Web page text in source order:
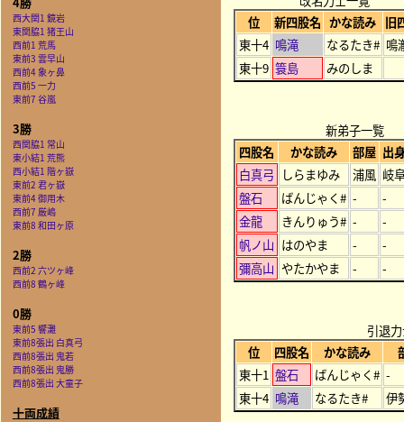
西大関1 鏡岩
東関脇1 猪王山
西前1 荒馬
東前3 雲早山
西前4 象ヶ鼻
西前5 一力
東前7 谷嵐
3勝
西関脇1 常山
東小結1 荒熊
西小結1 階ヶ嶽
東前2 君ヶ嶽
東前4 御用木
西前7 厳嶋
東前8 和田ヶ原
2勝
西前2 六ツヶ峰
西前8 鶴ヶ峰
0勝
東前5 響灘
東前8張出 白真弓
西前8張出 鬼若
西前8張出 鬼勝
西前8張出 大童子
十両成績
位
新四股名 かな読み 旧
東十4 鳴滝 なるたき# 鳴
東十9 簑島 みのしま
新弟子一覧
四股名
かな読み 部屋 出
白真弓
しらまゆみ 浦風 岐
盤石
ばんじゃく# -
-
金龍
きんりゅう# -
-
帆ノ山 はのやま -
-
彌高山 やたかやま - -
引退
位
四股名 かな読み
東十1 盤石 ばんじゃく# -
東十4 鳴滝 なるたき# 伊